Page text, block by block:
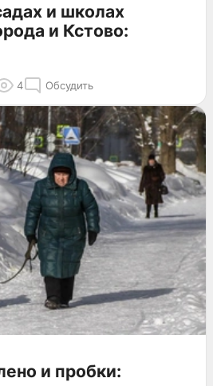
и школах
и Кстово:
4 Обсудить
и пробки: